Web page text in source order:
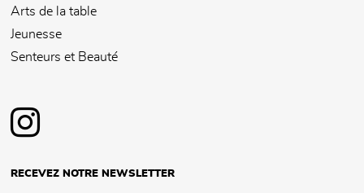
Arts de la table
Jeunesse
Senteurs et Beauté
RECEVEZ NOTRE NEWSLETTER